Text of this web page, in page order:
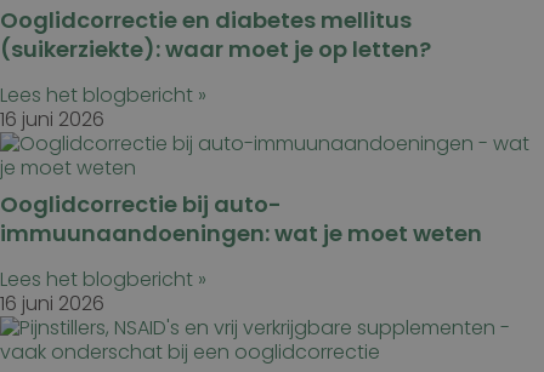
Ooglidcorrectie en diabetes mellitus
(suikerziekte): waar moet je op letten?
Lees het blogbericht »
16 juni 2026
Ooglidcorrectie bij auto-
immuunaandoeningen: wat je moet weten
Lees het blogbericht »
16 juni 2026